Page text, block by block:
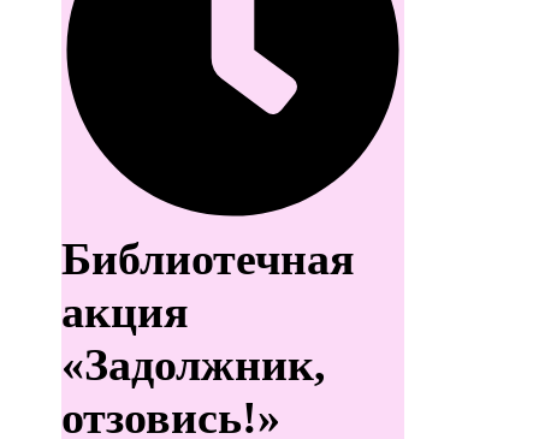
Библиотечная
акция
«Задолжник,
отзовись!»